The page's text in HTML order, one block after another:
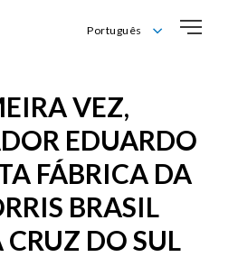
Português
VEZ,
EDUARDO
FÁBRICA DA
BRASIL
DO SUL